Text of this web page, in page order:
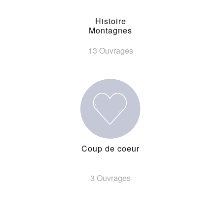
Histoire
Montagnes
13 Ouvrages
Coup de coeur
3 Ouvrages